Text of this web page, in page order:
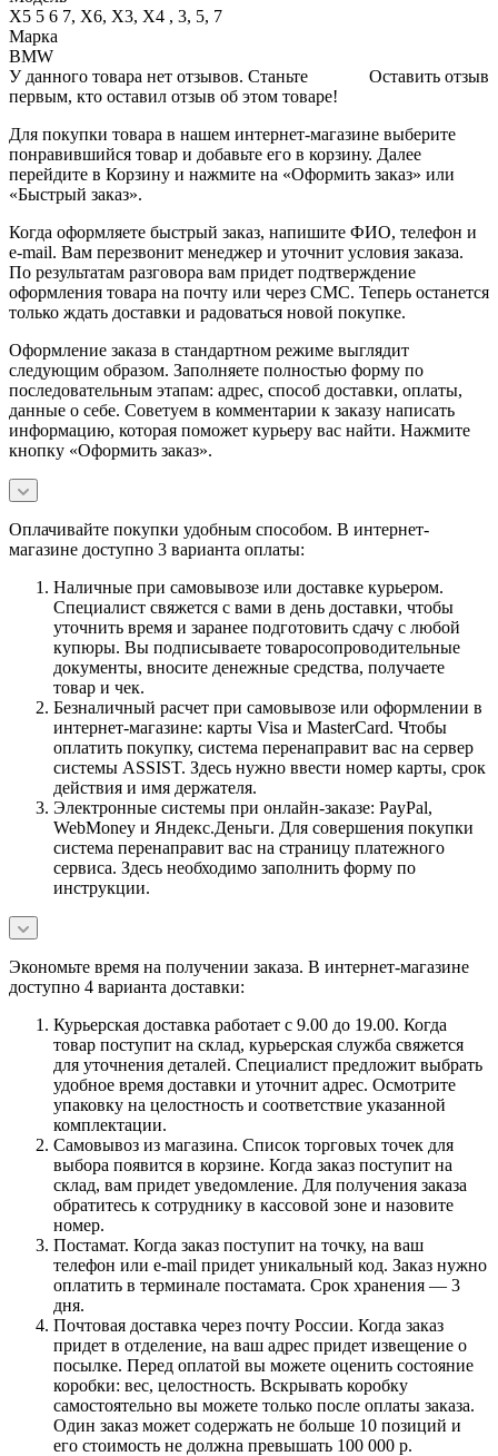
X5 5 6 7, X6, X3, X4 , 3, 5, 7
Марка
BMW
Оставить отзыв
У данного товара нет отзывов. Станьте
первым, кто оставил отзыв об этом товаре!
Для покупки товара в нашем интернет-магазине выберите
понравившийся товар и добавьте его в корзину. Далее
перейдите в Корзину и нажмите на «Оформить заказ» или
«Быстрый заказ».
Когда оформляете быстрый заказ, напишите ФИО, телефон и
e-mail. Вам перезвонит менеджер и уточнит условия заказа.
По результатам разговора вам придет подтверждение
оформления товара на почту или через СМС. Теперь останется
только ждать доставки и радоваться новой покупке.
Оформление заказа в стандартном режиме выглядит
следующим образом. Заполняете полностью форму по
последовательным этапам: адрес, способ доставки, оплаты,
данные о себе. Советуем в комментарии к заказу написать
информацию, которая поможет курьеру вас найти. Нажмите
кнопку «Оформить заказ».
Оплачивайте покупки удобным способом. В интернет-
магазине доступно 3 варианта оплаты:
Наличные при самовывозе или доставке курьером.
Специалист свяжется с вами в день доставки, чтобы
уточнить время и заранее подготовить сдачу с любой
купюры. Вы подписываете товаросопроводительные
документы, вносите денежные средства, получаете
товар и чек.
Безналичный расчет при самовывозе или оформлении в
интернет-магазине: карты Visa и MasterCard. Чтобы
оплатить покупку, система перенаправит вас на сервер
системы ASSIST. Здесь нужно ввести номер карты, срок
действия и имя держателя.
Электронные системы при онлайн-заказе: PayPal,
WebMoney и Яндекс.Деньги. Для совершения покупки
система перенаправит вас на страницу платежного
сервиса. Здесь необходимо заполнить форму по
инструкции.
Экономьте время на получении заказа. В интернет-магазине
доступно 4 варианта доставки:
Курьерская доставка работает с 9.00 до 19.00. Когда
товар поступит на склад, курьерская служба свяжется
для уточнения деталей. Специалист предложит выбрать
удобное время доставки и уточнит адрес. Осмотрите
упаковку на целостность и соответствие указанной
комплектации.
Самовывоз из магазина. Список торговых точек для
выбора появится в корзине. Когда заказ поступит на
склад, вам придет уведомление. Для получения заказа
обратитесь к сотруднику в кассовой зоне и назовите
номер.
Постамат. Когда заказ поступит на точку, на ваш
телефон или e-mail придет уникальный код. Заказ нужно
оплатить в терминале постамата. Срок хранения — 3
дня.
Почтовая доставка через почту России. Когда заказ
придет в отделение, на ваш адрес придет извещение о
посылке. Перед оплатой вы можете оценить состояние
коробки: вес, целостность. Вскрывать коробку
самостоятельно вы можете только после оплаты заказа.
Один заказ может содержать не больше 10 позиций и
его стоимость не должна превышать 100 000 р.